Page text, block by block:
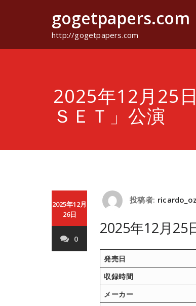
gogetpapers.com
http://gogetpapers.com
2025年12月25
ＳＥＴ」公演
2025年12月
26日
0
投稿者:
2025年12月25
発売日
収録時間
メーカー